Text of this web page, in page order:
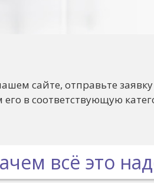
сайте, отправьте
в соответствующую
всё это